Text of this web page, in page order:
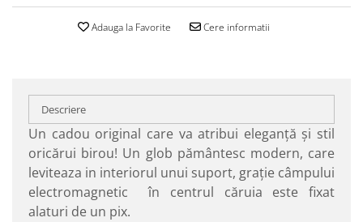
Adauga la Favorite Cere informatii
Descriere
Un cadou original care va atribui eleganţă şi stil
oricărui birou! Un glob pământesc modern, care
leviteaza in interiorul unui suport, graţie câmpului
electromagnetic în centrul căruia este fixat
alaturi de un pix.